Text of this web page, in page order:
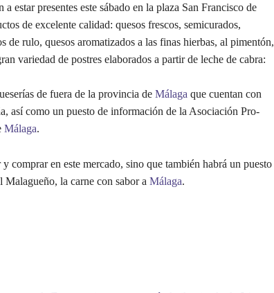
a estar presentes este sábado en la plaza San Francisco de
de excelente calidad: quesos frescos, semicurados,
de rulo, quesos aromatizados a las finas hierbas, al pimentón,
variedad de postres elaborados a partir de leche de cabra:
de fuera de la provincia de Málaga que cuentan con
así como un puesto de información de la Asociación Pro-
Málaga.
comprar en este mercado, sino que también habrá un puesto
la carne con sabor a Málaga.